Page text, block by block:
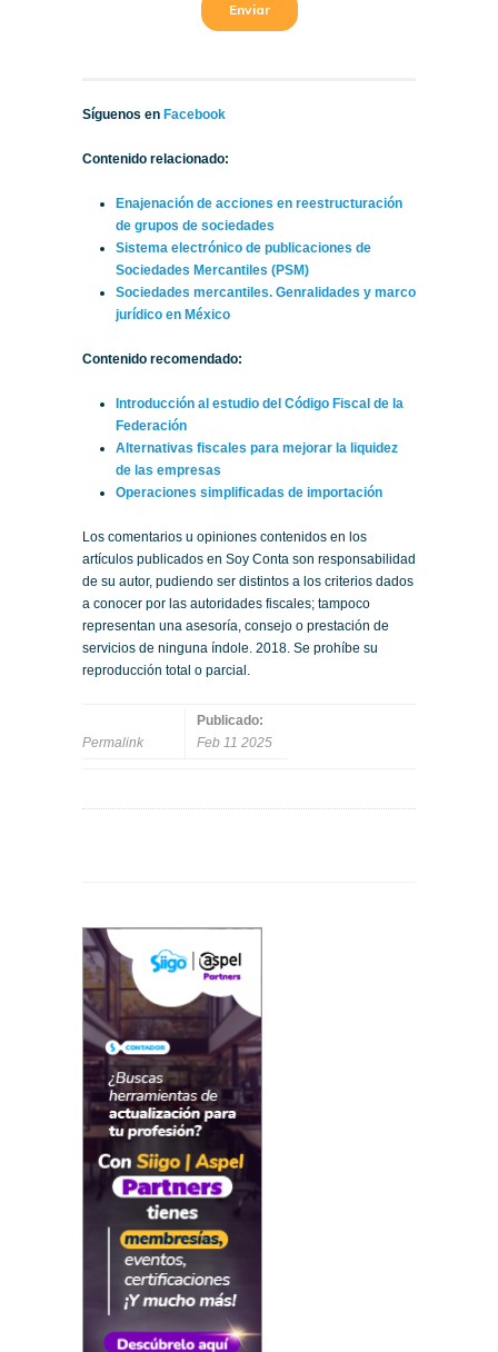
Síguenos en Facebook
Contenido relacionado:
Enajenación de acciones en reestructuración
de grupos de sociedades
Sistema electrónico de publicaciones de
Sociedades Mercantiles (PSM)
Sociedades mercantiles. Genralidades y marco
jurídico en México
Contenido recomendado:
Introducción al estudio del Código Fiscal de la
Federación
Alternativas fiscales para mejorar la liquidez
de las empresas
Operaciones simplificadas de importación
Los comentarios u opiniones contenidos en los
artículos publicados en Soy Conta son responsabilidad
de su autor, pudiendo ser distintos a los criterios dados
a conocer por las autoridades fiscales; tampoco
representan una asesoría, consejo o prestación de
servicios de ninguna índole. 2018. Se prohíbe su
reproducción total o parcial.
Permalink
Publicado:
Feb 11 2025